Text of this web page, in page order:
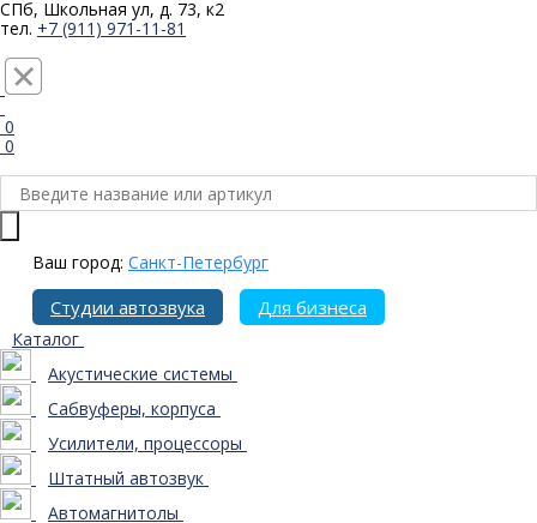
СПб, Школьная ул, д. 73, к2
тел. +7 (911) 971-11-81
0
0
Ваш город: Санкт-Петербург
Студии автозвука Для бизнеса
Каталог
Акустические системы
Сабвуферы, корпуса
Усилители, процессоры
Штатный автозвук
Автомагнитолы